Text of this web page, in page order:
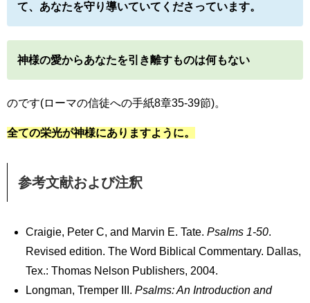
て、あなたを守り導いていてくださっています。
神様の愛からあなたを引き離すものは何もない
のです(ローマの信徒への手紙8章35-39節)。
全ての栄光が神様にありますように。
参考文献および注釈
Craigie, Peter C, and Marvin E. Tate.Psalms 1-50.
Revised edition. The Word Biblical Commentary. Dallas,
Tex.: Thomas Nelson Publishers, 2004.
Longman, Tremper III.Psalms: An Introduction and